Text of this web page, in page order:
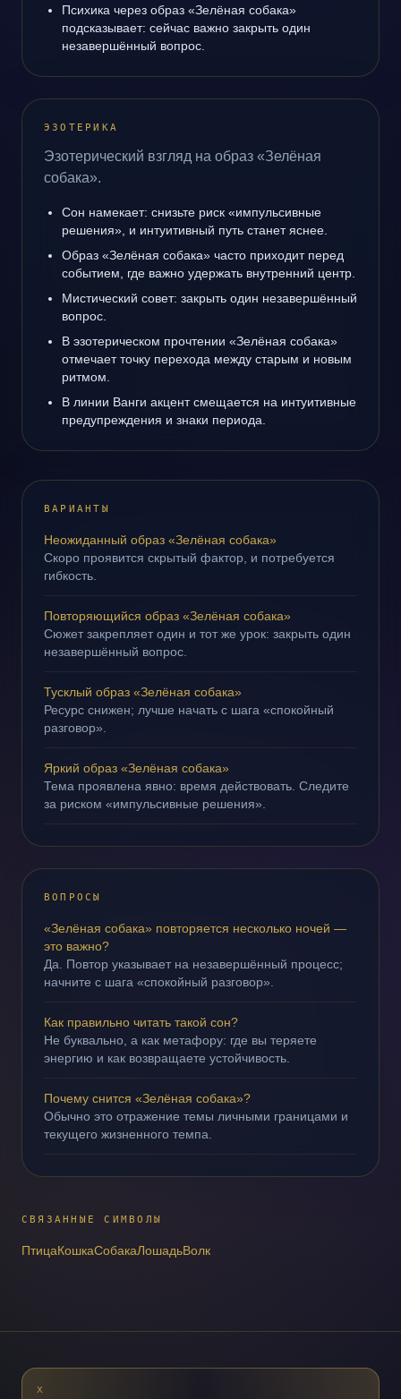
Психика через образ «Зелёная собака»
подсказывает: сейчас важно закрыть один
незавершённый вопрос.
ЭЗОТЕРИКА
Эзотерический взгляд на образ «Зелёная
собака».
Сон намекает: снизьте риск «импульсивные
решения», и интуитивный путь станет яснее.
Образ «Зелёная собака» часто приходит перед
событием, где важно удержать внутренний центр.
Мистический совет: закрыть один незавершённый
вопрос.
В эзотерическом прочтении «Зелёная собака»
отмечает точку перехода между старым и новым
ритмом.
В линии Ванги акцент смещается на интуитивные
предупреждения и знаки периода.
ВАРИАНТЫ
Неожиданный образ «Зелёная собака»
Скоро проявится скрытый фактор, и потребуется
гибкость.
Повторяющийся образ «Зелёная собака»
Сюжет закрепляет один и тот же урок: закрыть один
незавершённый вопрос.
Тусклый образ «Зелёная собака»
Ресурс снижен; лучше начать с шага «спокойный
разговор».
Яркий образ «Зелёная собака»
Тема проявлена явно: время действовать. Следите
за риском «импульсивные решения».
ВОПРОСЫ
«Зелёная собака» повторяется несколько ночей —
это важно?
Да. Повтор указывает на незавершённый процесс;
начните с шага «спокойный разговор».
Как правильно читать такой сон?
Не буквально, а как метафору: где вы теряете
энергию и как возвращаете устойчивость.
Почему снится «Зелёная собака»?
Обычно это отражение темы личными границами и
текущего жизненного темпа.
СВЯЗАННЫЕ СИМВОЛЫ
ПтицаКошкаСобакаЛошадьВолк
X